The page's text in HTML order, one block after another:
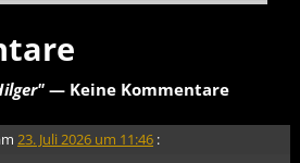
— Keine Kommentare
23. Juli 2026 um 11:46 :